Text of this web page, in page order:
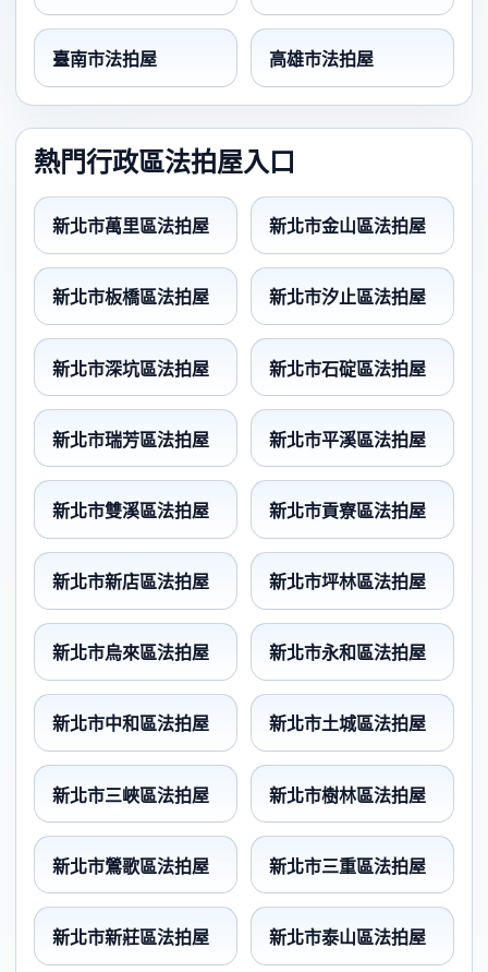
臺南市法拍屋 高雄市法拍屋
熱門行政區法拍屋入口
新北市萬里區法拍屋 新北市金山區法拍屋
新北市板橋區法拍屋 新北市汐止區法拍屋
新北市深坑區法拍屋 新北市石碇區法拍屋
新北市瑞芳區法拍屋 新北市平溪區法拍屋
新北市雙溪區法拍屋 新北市貢寮區法拍屋
新北市新店區法拍屋 新北市坪林區法拍屋
新北市烏來區法拍屋 新北市永和區法拍屋
新北市中和區法拍屋 新北市土城區法拍屋
新北市三峽區法拍屋 新北市樹林區法拍屋
新北市鶯歌區法拍屋 新北市三重區法拍屋
新北市新莊區法拍屋 新北市泰山區法拍屋